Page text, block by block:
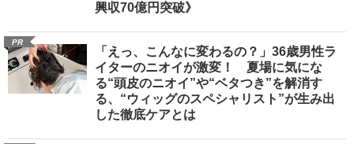
興収70億円突破》
PR
「えっ、こんなに変わるの？」36歳男性ラ
イターのニオイが激変！ 夏場に気にな
る“頭皮のニオイ”や“ベタつき”を解消す
る、“ウィッグのスペシャリスト”が生み出
した徹底ケアとは